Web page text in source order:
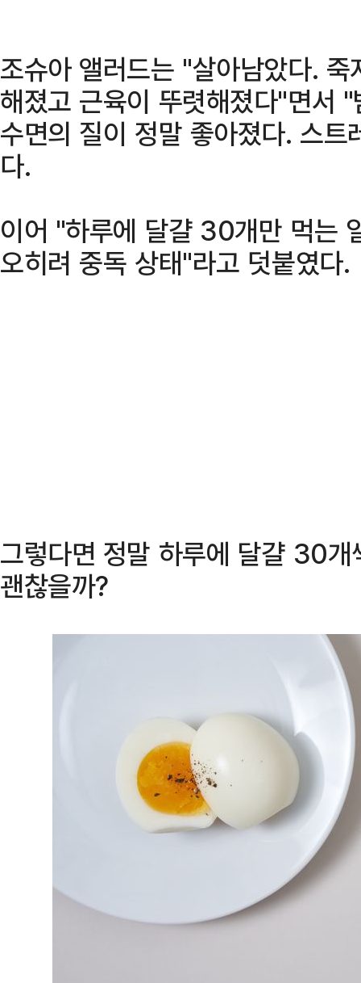
조슈아 앨러드는 "살아남았다.
해졌고 근육이 뚜렷해졌다"면서
수면의 질이 정말 좋아졌다. 스
다.
이어 "하루에 달걀 30개만 먹는
오히려 중독 상태"라고 덧붙였다.
그렇다면 정말 하루에 달걀 30
괜찮을까?